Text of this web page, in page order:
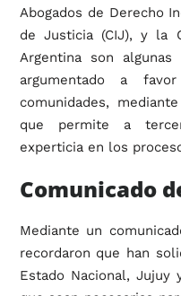
Abogados de Derecho
de Justicia (CIJ), y la
Argentina son
argumentado a
comunidades,
que permite a
experticia en los
Comunicado
Mediante un
recordaron que han
Estado Nacional, Jujuy